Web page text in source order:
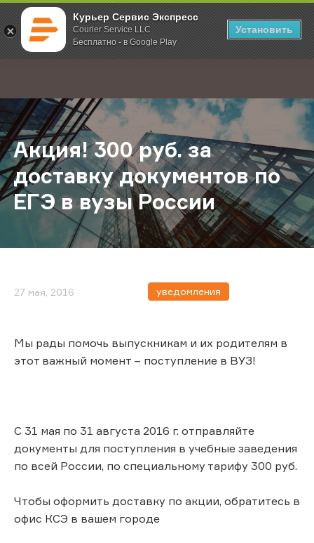
Курьер Сервис Экспресс
Courier Service LLC
Бесплатно - в Google Play
Установить
; Главная О компании Новости Акция! 300 руб. за доставку
Акция! 300 руб. за
доставку документов по
ЕГЭ в вузы России
27 мая, 2016 уведомления
Мы рады помочь выпускникам и их родителям в
этот важный момент – поступление в ВУЗ!
С 31 мая по 31 августа 2016 г. отправляйте
документы для поступления в учебные заведения
по всей России, по специальному тарифу 300 руб.
Чтобы оформить доставку по акции, обратитесь в
офис КСЭ в вашем городе